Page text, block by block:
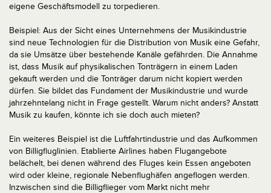
eigene Geschäftsmodell zu torpedieren.
Beispiel: Aus der Sicht eines Unternehmens der Musikindustrie
sind neue Technologien für die Distribution von Musik eine Gefahr,
da sie Umsätze über bestehende Kanäle gefährden. Die Annahme
ist, dass Musik auf physikalischen Tonträgern in einem Laden
gekauft werden und die Tonträger darum nicht kopiert werden
dürfen. Sie bildet das Fundament der Musikindustrie und wurde
jahrzehntelang nicht in Frage gestellt. Warum nicht anders? Anstatt
Musik zu kaufen, könnte ich sie doch auch mieten?
Ein weiteres Beispiel ist die Luftfahrtindustrie und das Aufkommen
von Billigfluglinien. Etablierte Airlines haben Flugangebote
belächelt, bei denen während des Fluges kein Essen angeboten
wird oder kleine, regionale Nebenflughäfen angeflogen werden.
Inzwischen sind die Billigflieger vom Markt nicht mehr